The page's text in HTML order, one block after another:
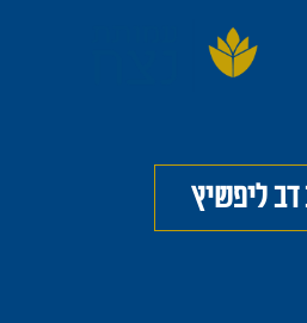
ליפשיץ